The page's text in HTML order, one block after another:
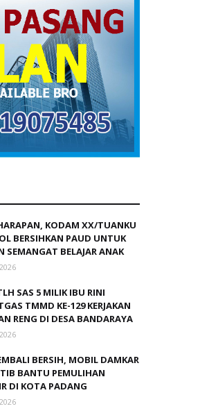
KODAM XX/TUANKU
BERSIHKAN PAUD UNTUK
SEMANGAT BELAJAR ANAK
SAS 5 MILIK IBU RINI
TMMD KE-129 KERJAKAN
RENG DI DESA BANDARAYA
BERSIH, MOBIL DAMKAR
BANTU PEMULIHAN
DI KOTA PADANG